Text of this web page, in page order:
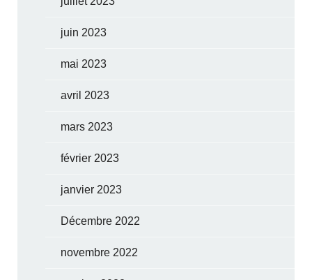
juin 2023
mai 2023
avril 2023
mars 2023
février 2023
janvier 2023
Décembre 2022
novembre 2022